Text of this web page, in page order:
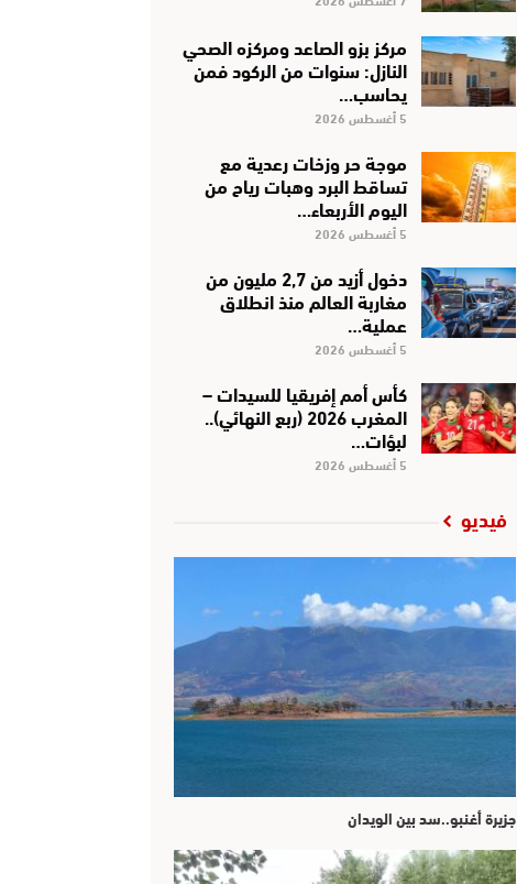
مركز بزو الصاعد ومركزه الصحي
النازل: سنوات من الركود فمن
يحاسب…
5 أغسطس 2026
موجة حر وزخات رعدية مع
تساقط البرد وهبات رياح من
اليوم الأربعاء…
5 أغسطس 2026
دخول أزيد من 2,7 مليون من
مغاربة العالم منذ انطلاق
عملية…
5 أغسطس 2026
كأس أمم إفريقيا للسيدات –
المغرب 2026 (ربع النهائي)..
لبؤات…
5 أغسطس 2026
فيديو
جزيرة أغنبو..سد بين الويدان